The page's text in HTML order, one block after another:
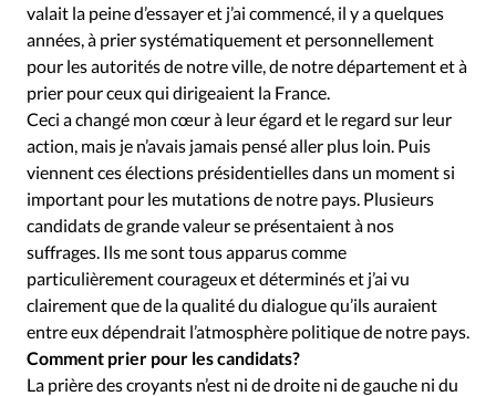
Société
Tour du monde des Eglises
Trait d'Ixène
Vécu
Vie Intérieure
valait la peine d’essayer et j’ai commencé, il y a quelques
années, à prier systématiquement et personnellement
pour les autorités de notre ville, de notre département et à
prier pour ceux qui dirigeaient la France.
Ceci a changé mon cœur à leur égard et le regard sur leur
action, mais je n’avais jamais pensé aller plus loin. Puis
viennent ces élections présidentielles dans un moment si
important pour les mutations de notre pays. Plusieurs
candidats de grande valeur se présentaient à nos
suffrages. Ils me sont tous apparus comme
particulièrement courageux et déterminés et j’ai vu
clairement que de la qualité du dialogue qu’ils auraient
entre eux dépendrait l’atmosphère politique de notre pays.
Comment prier pour les candidats?
La prière des croyants n’est ni de droite ni de gauche ni du